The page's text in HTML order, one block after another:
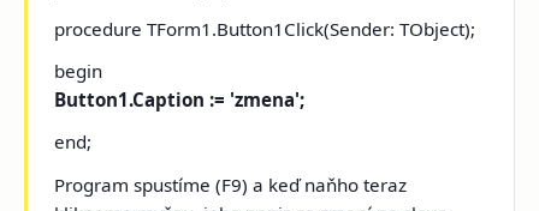
procedure TForm1.Button1Click(Sender: TObject);
begin
Button1.Caption := 'zmena';
end;
Program spustíme (F9) a keď naňho teraz